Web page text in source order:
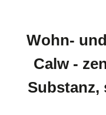
Wohn-
Calw -
Substanz,